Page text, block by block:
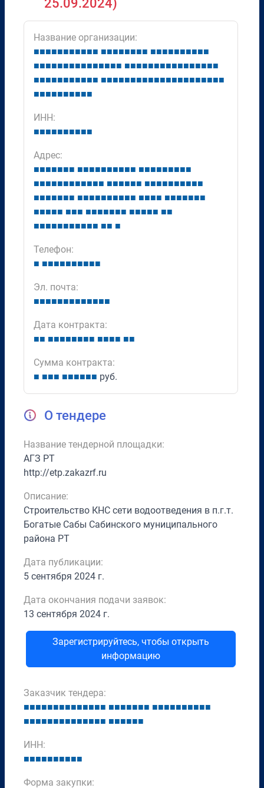
25.09.2024)
Название организации:
■■■■■■■■■■■ ■■■■■■■■ ■■■■■■■■■■
■■■■■■■■■■■■■■■ ■■■■■■■■■■■■■■■■
■■■■■■■■■■■ ■■■■■■■■■■■■■■■■■■■■■
■■■■■■■■■■
ИНН:
■■■■■■■■■■
Адрес:
■■■■■■■ ■■■■■■■■■■ ■■■■■■■■■
■■■■■■■■■■■■ ■■■■■■ ■■■■■■■■■■
■■■■■■■ ■■■■■■■■■■ ■■■■ ■■■■■■■
■■■■■ ■■■ ■■■■■■■ ■■■■■ ■■
■■■■■■■■■■■ ■■ ■
Телефон:
■ ■■■■■■■■■■
Эл. почта:
■■■■■■■■■■■■■
Дата контракта:
■■ ■■■■■■■■ ■■■■ ■■
Сумма контракта:
■ ■■■ ■■■■■■ руб.
О тендере
Название тендерной площадки:
АГЗ РТ
http://etp.zakazrf.ru
Описание:
Строительство КНС сети водоотведения в п.г.т.
Богатые Сабы Сабинского муниципального
района РТ
Дата публикации:
5 сентября 2024 г.
Дата окончания подачи заявок:
13 сентября 2024 г.
Зарегистрируйтесь, чтобы открыть
информацию
Заказчик тендера:
■■■■■■■■■■■■■■ ■■■■■■■ ■■■■■■■■■■
■■■■■■■■■■■■■■ ■■■■■■
ИНН:
■■■■■■■■■■
Форма закупки: